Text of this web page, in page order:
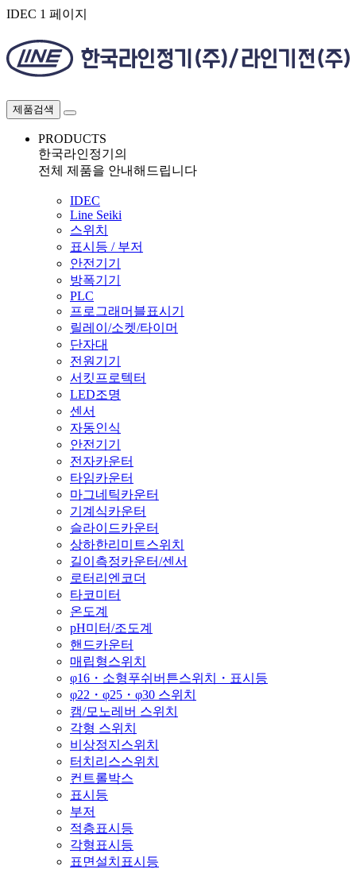
IDEC 1 페이지
제품검색
PRODUCTS
한국라인정기의
전체 제품을 안내해드립니다
IDEC
Line Seiki
스위치
표시등 / 부저
안전기기
방폭기기
PLC
프로그래머블표시기
릴레이/소켓/타이머
단자대
전원기기
서킷프로텍터
LED조명
센서
자동인식
안전기기
전자카운터
타임카운터
마그네틱카운터
기계식카운터
슬라이드카운터
상하한리미트스위치
길이측정카운터/센서
로터리엔코더
타코미터
온도계
pH미터/조도계
핸드카운터
매립형스위치
φ16・소형푸쉬버튼스위치・표시등
φ22・φ25・φ30 스위치
캠/모노레버 스위치
각형 스위치
비상정지스위치
터치리스스위치
컨트롤박스
표시등
부저
적층표시등
각형표시등
표면설치표시등